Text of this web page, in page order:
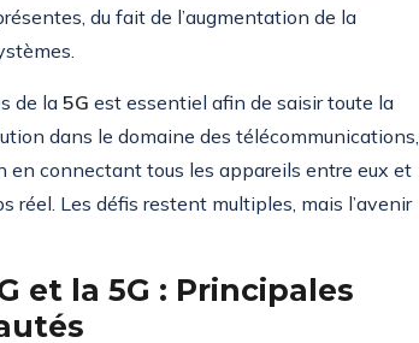
du fait de l’augmentation de la
de la 5G est essentiel afin de saisir toute la
dans le domaine des télécommunications,
en connectant tous les appareils entre eux et
Les défis restent multiples, mais l’avenir
et la 5G : Principales